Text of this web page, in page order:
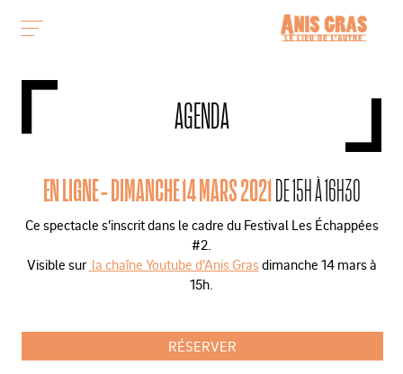
AGENDA
EN LIGNE - DIMANCHE 14 MARS 2021 DE 15H À 16H30
Ce spectacle s’inscrit dans le cadre du Festival Les Échappées
#2.
Visible sur la chaîne Youtube d’Anis Grasdimanche 14 mars à
15h.
RÉSERVER